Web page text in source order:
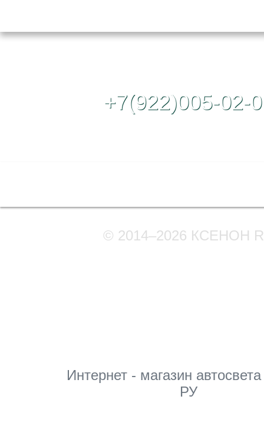
+7(922)005-02-
© 2014–2026 КСЕНОН
Интернет - магазин
РУ